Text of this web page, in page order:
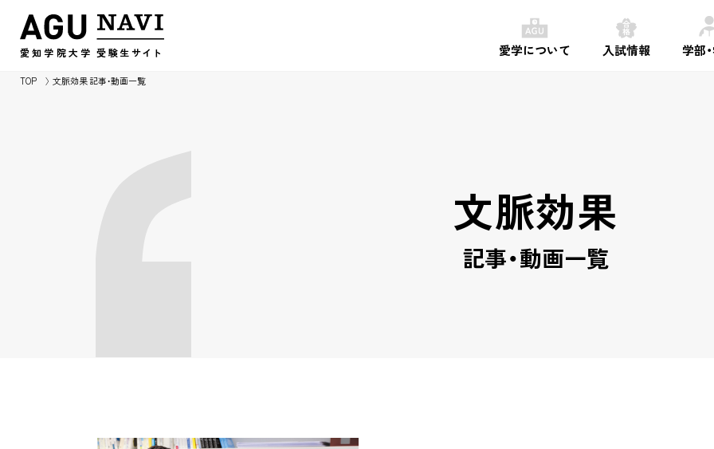
愛知学院大学 受験生サイ ト 愛学について 入試情報 学部
TOP 文脈効果 記事・動画一覧
文脈効果
記事・動画一覧